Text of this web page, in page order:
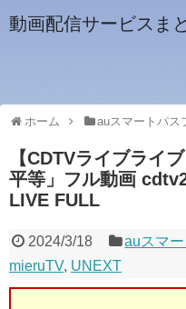
動画配信サービスま
ホーム auスマートパス
【CDTVライブライ
平等」フル動画
LIVE FULL
2024/3/18 auスマ
mieruTV, UNEXT